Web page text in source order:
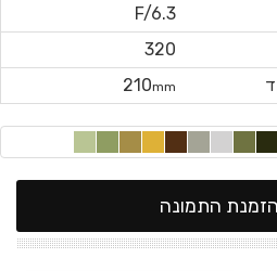
F/6.3
320
210mm
התמונה